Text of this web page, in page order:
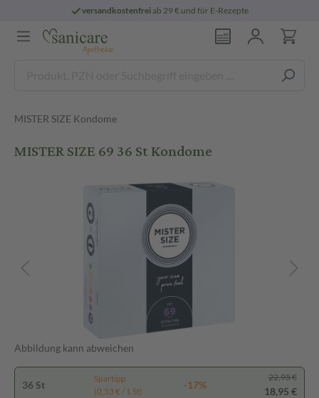
versandkostenfreiab 29 € und für E-Rezepte
MISTER SIZE Kondome
MISTER SIZE 69 36 St Kondome
Abbildung kann abweichen
36 St
Spartipp
(0,53 € / 1 St)
-17%
22,95 €
18,95 €